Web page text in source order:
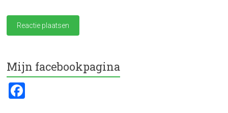
Mijn facebookpagina